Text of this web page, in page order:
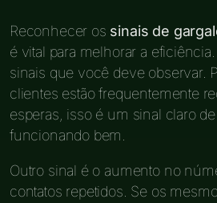
Reconhecer os sinais de
é vital para melhorar a
sinais que você deve observar.
clientes estão frequentemente
esperas, isso é um sinal claro
funcionando bem.
Outro sinal é o aumento no
contatos repetidos. Se os